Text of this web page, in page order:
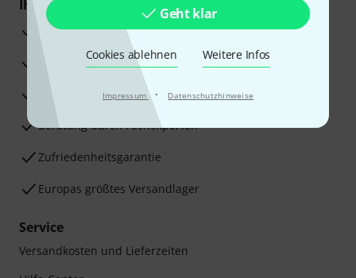
Geht klar
Cookies ablehnen Weitere Infos
Impressum · Datenschutzhinweise
Ihre Vorteile
3 Jahre Thomann Garantie
30 Tage Money-Back-Garantie
Reparaturservice
Beratung durch Fachexperten
Zufriedenheitsgarantie
Europas größtes Versandlager
Service
Versandkosten und Lieferzeiten